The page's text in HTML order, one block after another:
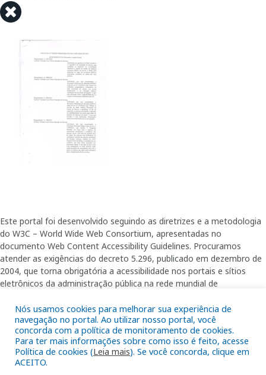
Nós usamos cookies para melhorar sua experiência de
navegação no portal. Ao utilizar nosso portal, você
concorda com a política de monitoramento de cookies.
Para ter mais informações sobre como isso é feito, acesse
Política de cookies (Leia mais). Se você concorda, clique em
ACEITO.
Este portal foi desenvolvido seguindo as diretrizes e a metodologia
do W3C – World Wide Web Consortium, apresentadas no
documento Web Content Accessibility Guidelines. Procuramos
atender as exigências do decreto 5.296, publicado em dezembro de
2004, que torna obrigatória a acessibilidade nos portais e sítios
eletrônicos da administração pública na rede mundial de
garantindo-lhes o pleno acesso aos conteúdos disponíveis.
Além de validações automáticas, foram realizados testes em
diversos navegadores e através do utilitário de acesso a Internet do